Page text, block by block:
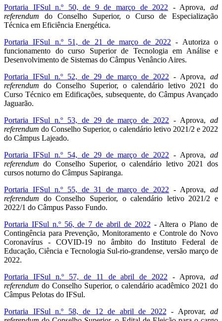
Portaria IFSul n.º 50, de 9 de março de 2022 - Aprova,ad
referendum do Conselho Superior, o Curso de Especialização
Técnica em Eficiência Energética.
Portaria IFSul n.º 51, de 21 de março de 2022 - Autoriza o
funcionamento do curso Superior de Tecnologia em Análise e
Desenvolvimento de Sistemas do Câmpus Venâncio Aires.
Portaria IFSul n.º 52, de 29 de março de 2022 - Aprova, ad
referendum do Conselho Superior, o calendário letivo 2021 do
Curso Técnico em Edificações, subsequente, do Câmpus Avançado
Jaguarão.
Portaria IFSul n.º 53, de 29 de março de 2022 - Aprova, ad
referendum do Conselho Superior, o calendário letivo 2021/2 e 2022
do Câmpus Lajeado.
Portaria IFSul n.º 54, de 29 de março de 2022 - Aprova, ad
referendum do Conselho Superior, o calendário letivo 2021 dos
cursos noturno do Câmpus Sapiranga.
Portaria IFSul n.º 55, de 31 de março de 2022 - Aprova, ad
referendum do Conselho Superior, o calendário letivo 2021/2 e
2022/1 do Câmpus Passo Fundo.
Portaria IFSul n.º 56, de 7 de abril de 2022 - Altera o Plano de
Contingência para Prevenção, Monitoramento e Controle do Novo
Coronavírus - COVID-19 no âmbito do Instituto Federal de
Educação, Ciência e Tecnologia Sul-rio-grandense, versão março de
2022.
Portaria IFSul n.º 57, de 11 de abril de 2022 - Aprova, ad
referendum do Conselho Superior, o calendário acadêmico 2021 do
Câmpus Pelotas do IFSul.
Portaria IFSul n.º 58, de 12 de abril de 2022 - Aprovar, ad